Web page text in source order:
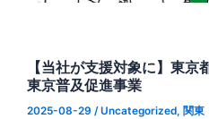
【当社が支援対象に】東京
東京普及促進事業
2025-08-29 /Uncategorized, 関東